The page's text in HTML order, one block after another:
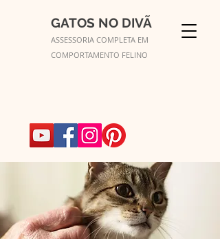
GATOS NO DIVÃ
ASSESSORIA COMPLETA EM
COMPORTAMENTO FELINO